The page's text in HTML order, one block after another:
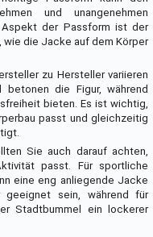
und unangenehmen
Aspekt der Passform ist der
die Jacke auf dem Körper
zu Hersteller variieren
die Figur, während
bieten. Es ist wichtig,
passt und gleichzeitig
Sie auch darauf achten,
passt. Für sportliche
eine eng anliegende Jacke
sein, während für
Stadtbummel ein lockerer